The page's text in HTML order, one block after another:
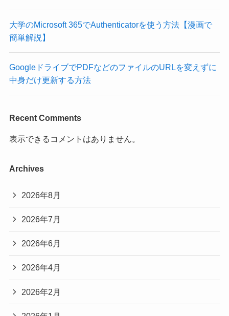
大学のMicrosoft 365でAuthenticatorを使う方法【漫画で
簡単解説】
GoogleドライブでPDFなどのファイルのURLを変えずに
中身だけ更新する方法
Recent Comments
表示できるコメントはありません。
Archives
2026年8月
2026年7月
2026年6月
2026年4月
2026年2月